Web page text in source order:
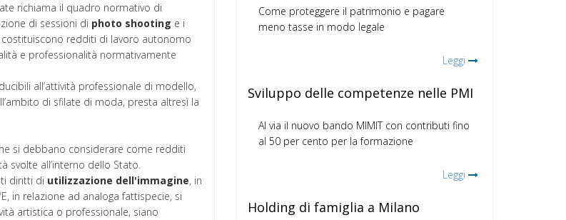
richiama il quadro normativo di
di sessioni di photo shooting e i
redditi di lavoro autonomo
e professionalità normativamente
all’attività professionale di modello,
di sfilate di moda, presta altresì la
si debbano considerare come redditi
svolte all’interno dello Stato.
diritti di utilizzazione dell'immagine, in
in relazione ad analoga fattispecie, si
artistica o professionale, siano
Come proteggere il patrimonio e pagare
meno tasse in modo legale
Leggi
Sviluppo delle competenze nelle PMI
Al via il nuovo bando MIMIT con contributi fino
al 50 per cento per la formazione
Leggi
Holding di famiglia a Milano